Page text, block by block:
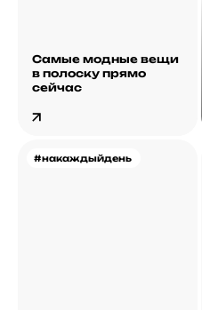
Самые модные вещи
в полоску прямо
сейчас
#накаждыйдень